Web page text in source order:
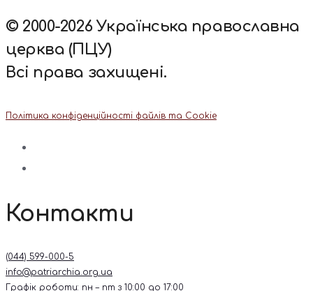
© 2000-2026 Українська православна
церква (ПЦУ)
Всі права захищені.
Політика конфіденційності файлів та Cookie
Контакти
(044) 599-000-5
info@patriarchia.org.ua
Графік роботи: пн – пт з 10:00 до 17:00